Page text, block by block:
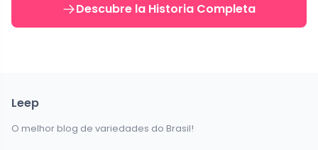
Descubre la Historia Completa
Leep
O melhor blog de variedades do Brasil!